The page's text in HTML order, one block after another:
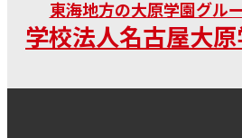
東海地方の大原学園グル
学校法人名古屋大